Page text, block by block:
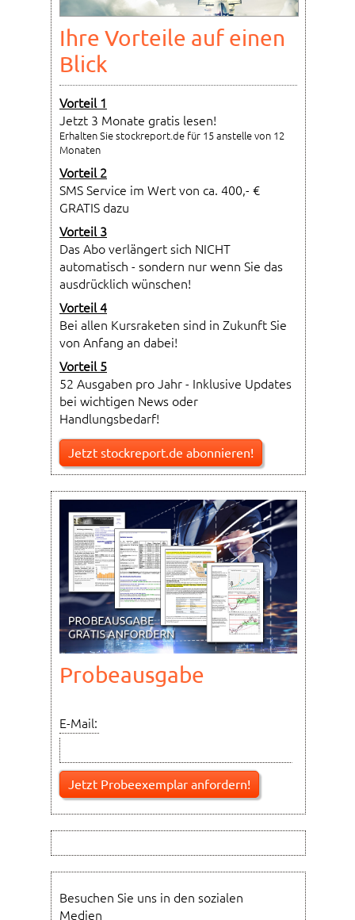
Ihre Vorteile auf einen
Blick
Vorteil 1
Jetzt 3 Monate gratis lesen!
Erhalten Sie stockreport.de für 15 anstelle von 12
Monaten
Vorteil 2
SMS Service im Wert von ca. 400,- €
GRATIS dazu
Vorteil 3
Das Abo verlängert sich NICHT
automatisch - sondern nur wenn Sie das
ausdrücklich wünschen!
Vorteil 4
Bei allen Kursraketen sind in Zukunft Sie
von Anfang an dabei!
Vorteil 5
52 Ausgaben pro Jahr - Inklusive Updates
bei wichtigen News oder
Handlungsbedarf!
Jetzt stockreport.de abonnieren!
Probeausgabe
E-Mail:
Besuchen Sie uns in den sozialen
Medien